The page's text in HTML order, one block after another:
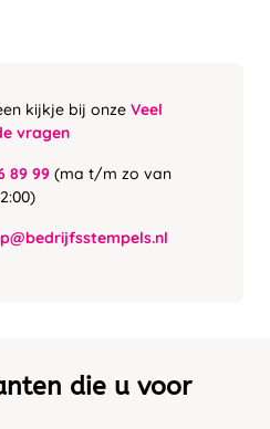
kijkje bij onze Veel
vragen
89 99 (ma t/m zo van
die u voor